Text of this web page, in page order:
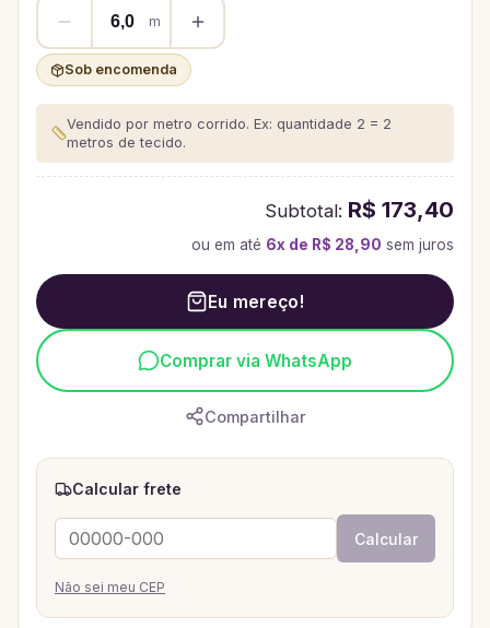
m
Sob encomenda
Vendido por metro corrido. Ex: quantidade 2 = 2
metros de tecido.
Subtotal: R$ 173,40
ou em até 6x de R$ 28,90 sem juros
Eu mereço!
Comprar via WhatsApp
Compartilhar
Calcular frete
Calcular
Não sei meu CEP